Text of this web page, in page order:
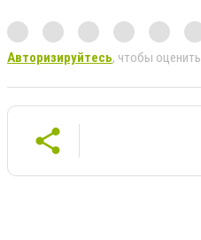
Авторизируйтесь, чтобы оценить